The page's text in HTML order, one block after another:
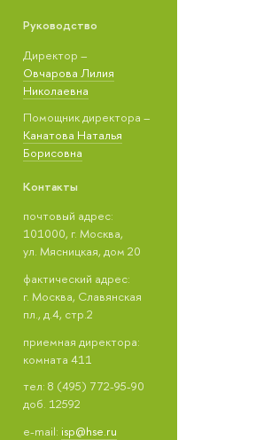
Руководство
Директор –
Овчарова Лилия
Николаевна
Помощник директора –
Канатова Наталья
Борисовна
Контакты
почтовый адрес:
101000, г. Москва,
ул. Мясницкая, дом 20
фактический адрес:
г. Москва, Славянская
пл., д.4, стр.2
приемная директора:
комната 411
тел: 8 (495) 772-95-90
доб. 12592
e-mail: isp@hse.ru